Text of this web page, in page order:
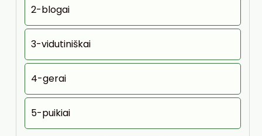
2-blogai
3-vidutiniškai
4-gerai
5-puikiai